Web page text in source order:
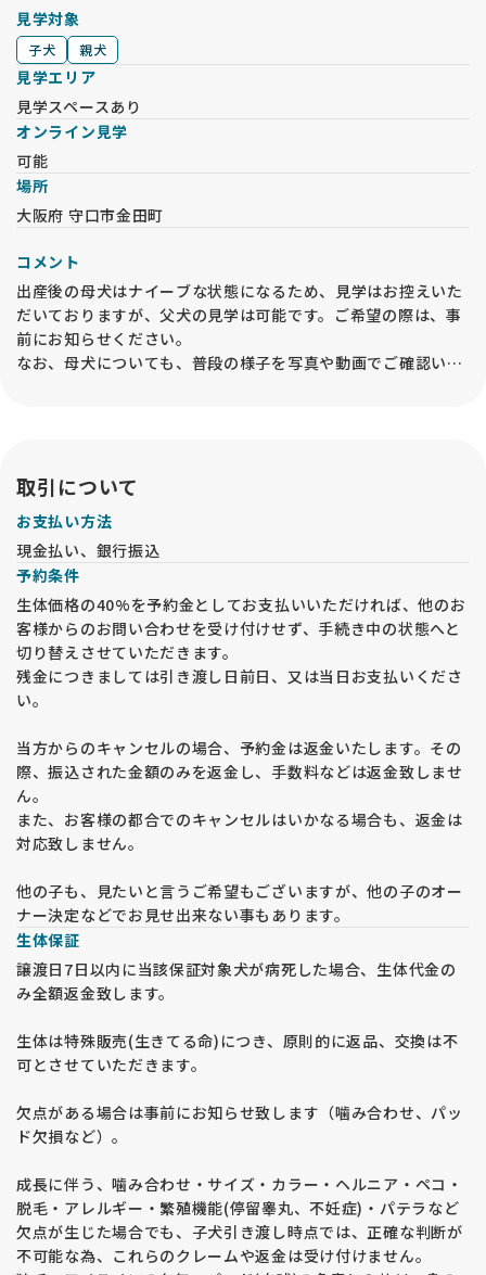
見学対象
子犬 親犬
見学エリア
見学スペースあり
オンライン見学
可能
場所
大阪府 守口市金田町
コメント
出産後の母犬はナイーブな状態になるため、見学はお控えいた
だいておりますが、父犬の見学は可能です。ご希望の際は、事
前にお知らせください。
なお、母犬についても、普段の様子を写真や動画でご確認いた
取引について
お支払い方法
現金払い、銀行振込
予約条件
生体価格の40%を予約金としてお支払いいただければ、他のお
客様からのお問い合わせを受け付けせず、手続き中の状態へと
切り替えさせていただきます。
残金につきましては引き渡し日前日、又は当日お支払いくださ
い。
当方からのキャンセルの場合、予約金は返金いたします。その
際、振込された金額のみを返金し、手数料などは返金致しませ
ん。
また、お客様の都合でのキャンセルはいかなる場合も、返金は
対応致しません。
他の子も、見たいと言うご希望もございますが、他の子のオー
ナー決定などでお見せ出来ない事もあります。
生体保証
譲渡日7日以内に当該保証対象犬が病死した場合、生体代金の
み全額返金致します。
生体は特殊販売(生きてる命)につき、原則的に返品、交換は不
可とさせていただきます。
欠点がある場合は事前にお知らせ致します（噛み合わせ、パッ
ド欠損など）。
成長に伴う、噛み合わせ・サイズ・カラー・ヘルニア・ペコ・
脱毛・アレルギー・繁殖機能(停留睾丸、不妊症)・パテラなど
欠点が生じた場合でも、子犬引き渡し時点では、正確な判断が
不可能な為、これらのクレームや返金は受け付けません。